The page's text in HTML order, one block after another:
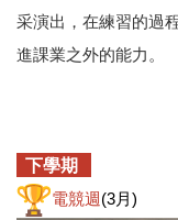
采演出，在練習的過
進課業之外的能力。
下學期
電競週 (3月)